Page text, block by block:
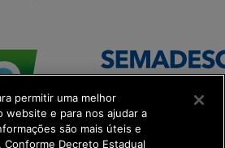
permitir uma melhor
website e para nos ajudar a
são mais úteis e
Decreto Estadual